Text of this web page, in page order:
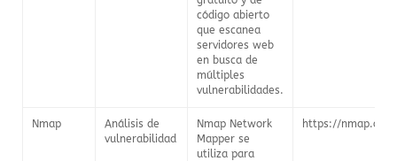
código abierto
que escanea
servidores web
en busca de
múltiples
vulnerabilidades.
Nmap
Análisis de
vulnerabilidad
Nmap Network
Mapper se
utiliza para
https://nmap.org/